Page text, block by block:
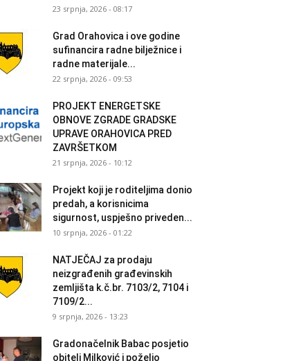
23 srpnja, 2026 - 08:17
Grad Orahovica i ove godine
sufinancira radne bilježnice i
radne materijale...
22 srpnja, 2026 - 09:53
PROJEKT ENERGETSKE
OBNOVE ZGRADE GRADSKE
UPRAVE ORAHOVICA PRED
ZAVRŠETKOM
21 srpnja, 2026 - 10:12
Projekt koji je roditeljima donio
predah, a korisnicima
sigurnost, uspješno priveden...
10 srpnja, 2026 - 01:22
NATJEČAJ za prodaju
neizgrađenih građevinskih
zemljišta k.č.br. 7103/2, 7104 i
7109/2...
9 srpnja, 2026 - 13:23
Gradonačelnik Babac posjetio
obitelj Milković i poželio